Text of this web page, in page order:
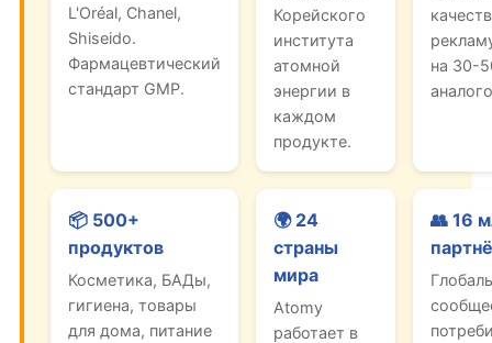
L'Oréal, Chanel,
Shiseido.
Фармацевтический
стандарт GMP.
Корейского
института
атомной
энергии в
каждом
продукте.
на 30-
📦 500+
продуктов
Косметика, БАДы,
гигиена, товары
для дома, питание
🌍 24
страны
мира
Atomy
работает в
👥 16